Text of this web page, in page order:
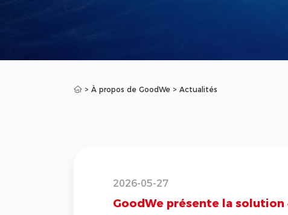
> À propos de GoodWe > Actualités
2026-05-27
GoodWe présente la solution